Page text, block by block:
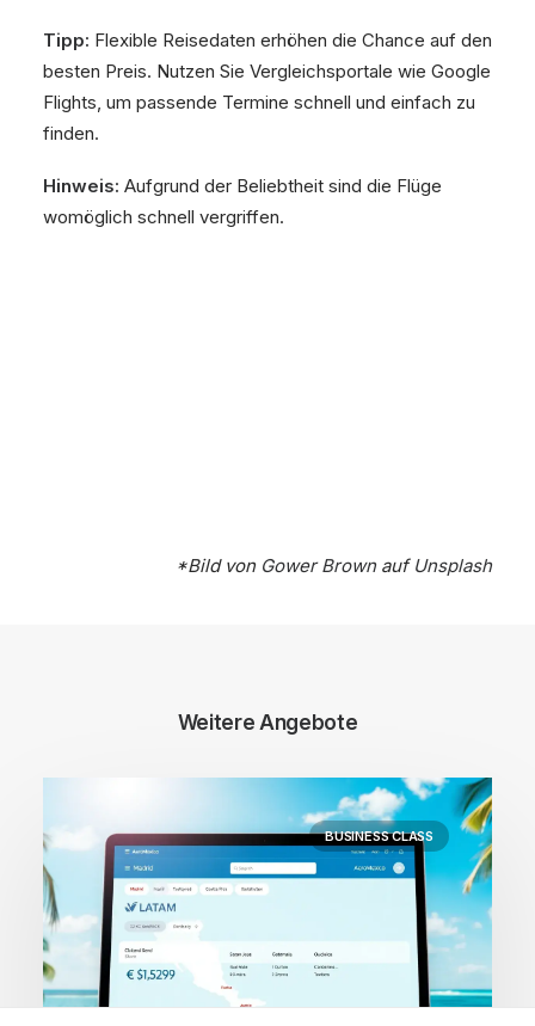
Tipp: Flexible Reisedaten erhöhen die Chance auf den
besten Preis. Nutzen Sie Vergleichsportale wie Google
Flights, um passende Termine schnell und einfach zu
finden.
Hinweis: Aufgrund der Beliebtheit sind die Flüge
womöglich schnell vergriffen.
*Bild von Gower Brownauf Unsplash
Weitere Angebote
BUSINESS CLASS